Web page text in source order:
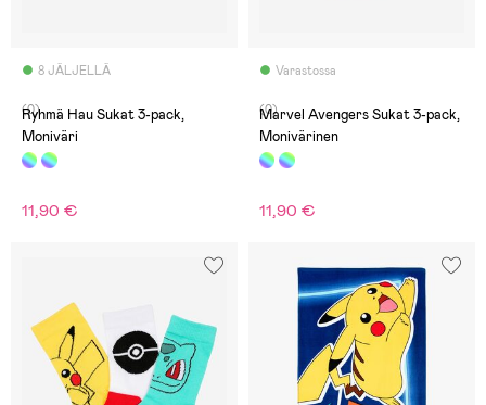
8 JÄLJELLÄ
(0)
Ryhmä Hau Sukat 3-pack,
Moniväri
11,90 €
Varastossa
(0)
Marvel Avengers Sukat 3-pack,
Monivärinen
11,90 €